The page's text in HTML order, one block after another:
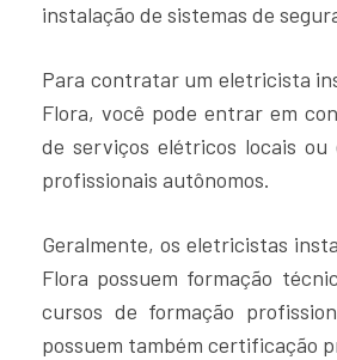
instalação de sistemas de
Para contratar um eletricista
Flora, você pode entrar em
de serviços elétricos locais
profissionais autônomos.
Geralmente, os eletricistas
Flora possuem formação
cursos de formação
possuem também certificação